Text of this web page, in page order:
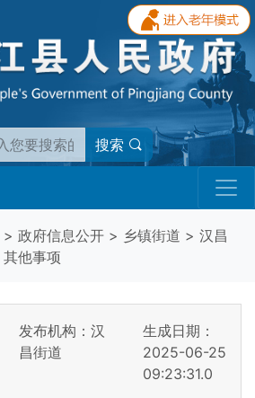
搜索
> 政府信息公开 > 乡镇街道 > 汉昌
其他事项
发布机构：汉
昌街道
生成日期：
2025-06-25
09:23:31.0